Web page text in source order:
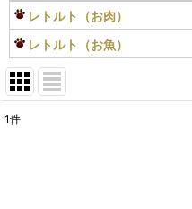
レトルト（お肉）
レトルト（お魚）
1件